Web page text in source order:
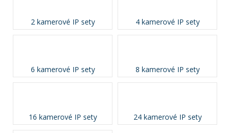
2 kamerové IP sety 4 kamerové IP sety
6 kamerové IP sety 8 kamerové IP sety
16 kamerové IP sety 24 kamerové IP sety
t
u
t